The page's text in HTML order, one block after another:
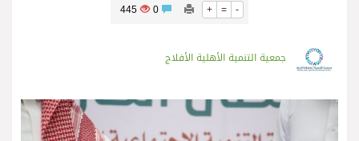
+ = -
445
جمعية التنمية الأهلية الأفلاج